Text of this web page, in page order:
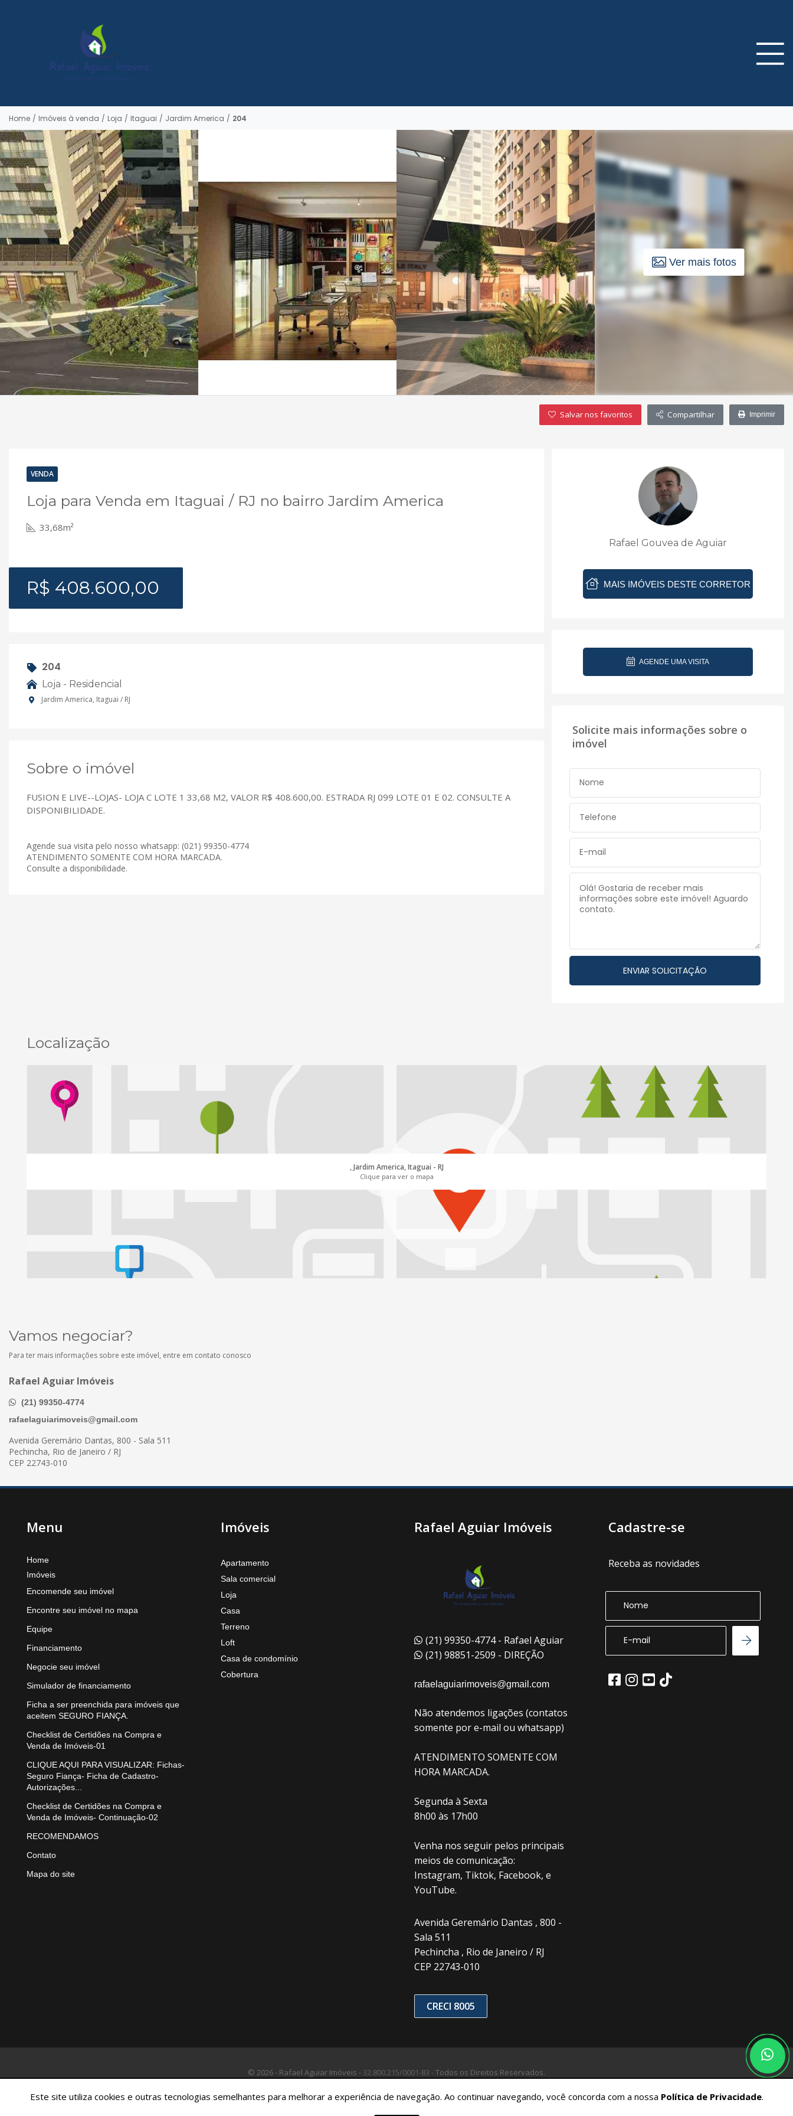
Home / Imóveis à venda / Loja / Itaguai / Jardim America / 204
Ver mais fotos
Salvar nos favoritos Compartilhar Imprimir
VENDA
Loja para Venda em Itaguai / RJ no bairro Jardim America
33,68m²
R$ 408.600,00
204
Loja - Residencial
Jardim America, Itaguai / RJ
Sobre o imóvel
FUSION E LIVE--LOJAS- LOJA C LOTE 1 33,68 M2, VALOR R$ 408.600,00. ESTRADA RJ 099 LOTE 01 E 02. CONSULTE A
DISPONIBILIDADE.
Agende sua visita pelo nosso whatsapp: (021) 99350-4774
ATENDIMENTO SOMENTE COM HORA MARCADA.
Consulte a disponibilidade.
Rafael Gouvea de Aguiar
MAIS IMÓVEIS DESTE CORRETOR
AGENDE UMA VISITA
Solicite mais informações sobre o
imóvel
Localização
, Jardim America, Itaguai - RJ
Clique para ver o mapa
Vamos negociar?
Para ter mais informações sobre este imóvel, entre em contato conosco
Rafael Aguiar Imóveis
(21) 99350-4774
rafaelaguiarimoveis@gmail.com
Avenida Geremário Dantas, 800 - Sala 511
Pechincha, Rio de Janeiro / RJ
CEP 22743-010
Menu
Home
Imóveis
Encomende seu imóvel
Encontre seu imóvel no mapa
Equipe
Financiamento
Negocie seu imóvel
Simulador de financiamento
Ficha a ser preenchida para imóveis que
aceitem SEGURO FIANÇA.
Checklist de Certidões na Compra e
Venda de Imóveis-01
CLIQUE AQUI PARA VISUALIZAR: Fichas-
Seguro Fiança- Ficha de Cadastro-
Autorizações...
Checklist de Certidões na Compra e
Venda de Imóveis- Continuação-02
RECOMENDAMOS
Contato
Mapa do site
Imóveis
Apartamento
Sala comercial
Loja
Casa
Terreno
Loft
Casa de condomínio
Cobertura
Rafael Aguiar Imóveis
(21) 99350-4774 - Rafael Aguiar
(21) 98851-2509 - DIREÇÃO
rafaelaguiarimoveis@gmail.com
Não atendemos ligações (contatos
somente por e-mail ou whatsapp)
ATENDIMENTO SOMENTE COM
HORA MARCADA.
Segunda à Sexta
8h00 às 17h00
Venha nos seguir pelos principais
meios de comunicação:
Instagram, Tiktok, Facebook, e
YouTube.
Avenida Geremário Dantas , 800 -
Sala 511
Pechincha , Rio de Janeiro / RJ
CEP 22743-010
CRECI 8005
Cadastre-se
Receba as novidades
© 2026 - Rafael Aguiar Imóveis - 32.800.215/0001-83 -Todos os Direitos Reservados.
Este site utiliza cookies e outras tecnologias semelhantes para melhorar a experiência de navegação. Ao continuar navegando, você concorda com a nossa Política de Privacidade.